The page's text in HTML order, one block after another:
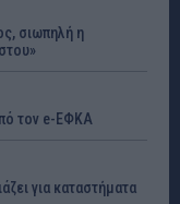
σιωπηλή η
τον e-ΕΦΚΑ
για καταστήματα